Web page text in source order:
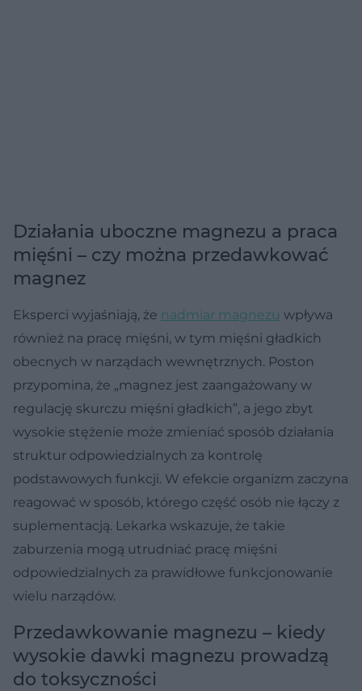
Działania uboczne magnezu a praca
mięśni – czy można przedawkować
magnez
Eksperci wyjaśniają, że nadmiar magnezu wpływa
również na pracę mięśni, w tym mięśni gładkich
obecnych w narządach wewnętrznych. Poston
przypomina, że „magnez jest zaangażowany w
regulację skurczu mięśni gładkich”, a jego zbyt
wysokie stężenie może zmieniać sposób działania
struktur odpowiedzialnych za kontrolę
podstawowych funkcji. W efekcie organizm zaczyna
reagować w sposób, którego część osób nie łączy z
suplementacją. Lekarka wskazuje, że takie
zaburzenia mogą utrudniać pracę mięśni
odpowiedzialnych za prawidłowe funkcjonowanie
wielu narządów.
Przedawkowanie magnezu – kiedy
wysokie dawki magnezu prowadzą
do toksyczności